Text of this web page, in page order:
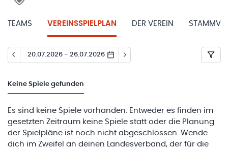
TEAMS VEREINSSPIELPLAN DER VEREIN
20.07.2026 - 26.07.2026
Keine Spiele gefunden
Es sind keine Spiele vorhanden. Entweder es finden im
gesetzten Zeitraum keine Spiele statt oder die Planung
der Spielpläne ist noch nicht abgeschlossen. Wende
dich im Zweifel an deinen Landesverband, der für die